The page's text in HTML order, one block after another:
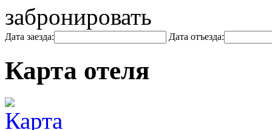
забронировать
Дата заезда: Дата отъезда:
Карта отеля